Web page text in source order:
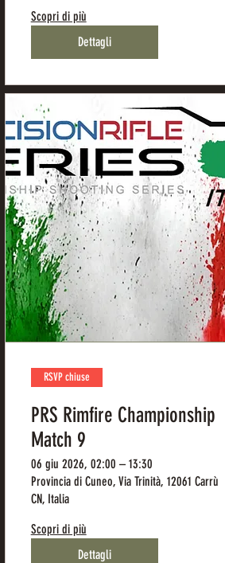
Scopri di più
Dettagli
RSVP chiuse
PRS Rimfire Championship
Match 9
06 giu 2026, 02:00 – 13:30
Provincia di Cuneo, Via Trinità, 12061 Carrù
CN, Italia
Scopri di più
Dettagli